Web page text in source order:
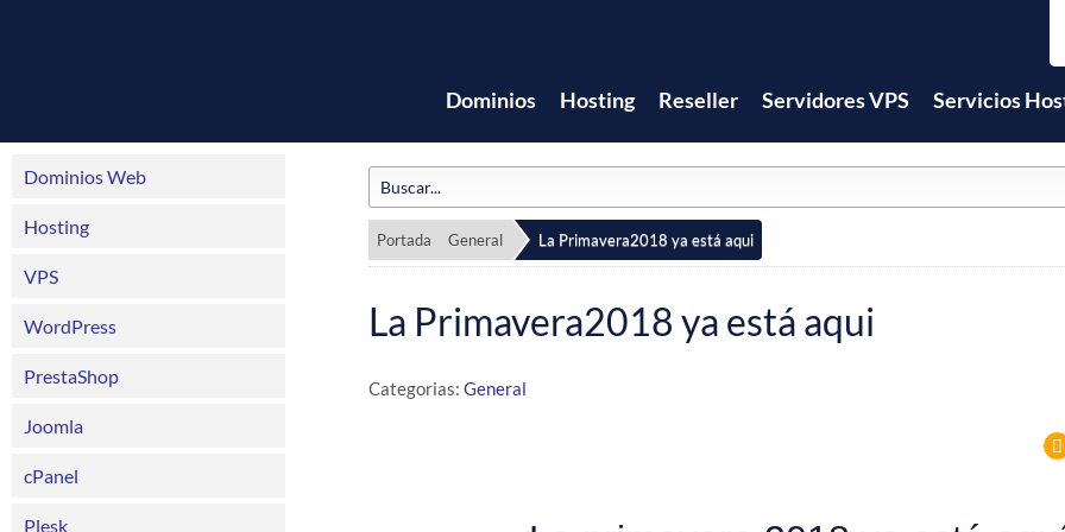
Dominios Hosting Reseller Servidores VPS Servicios
Dominios Web
Hosting
VPS
WordPress
PrestaShop
Joomla
cPanel
Plesk
Portada General La Primavera2018 ya está aqui
La Primavera2018 ya está aqui
Categorias: General